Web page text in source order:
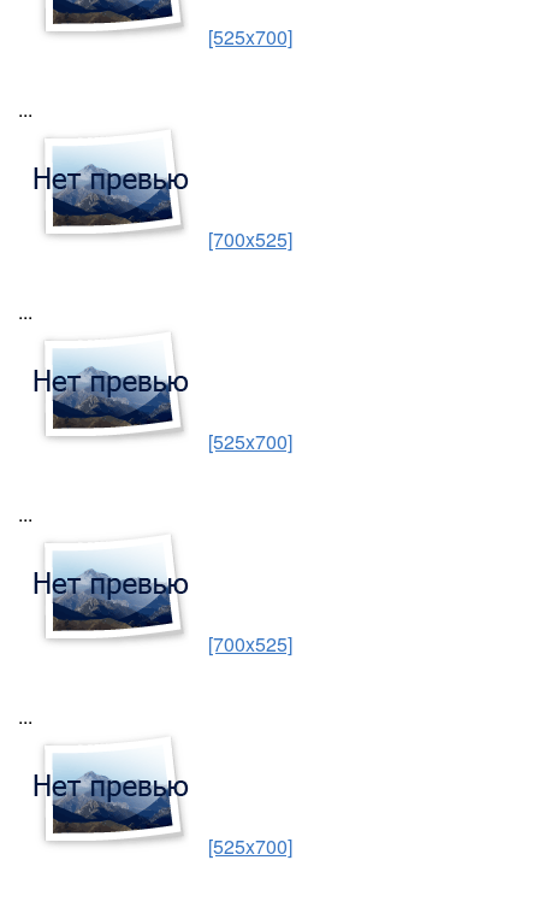
[525x700]
...
[700x525]
...
[525x700]
...
[700x525]
...
[525x700]